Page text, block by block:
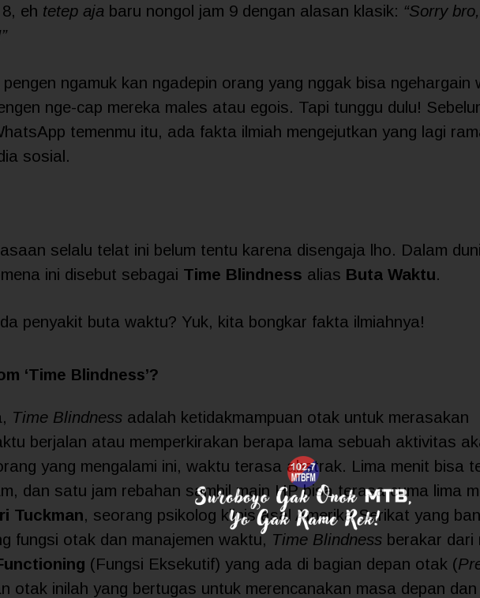
eh tetep aja baru nongol jam 9 dengan alasan klasik: “Sorry
ngamuk kan ngadepin orang yang nggak bisa ngehargain
nge-cap mereka males atau egois. Tapi tunggu dulu!
temenmu itu, ada fakta ilmiah mengejutkan yang lagi
sosial.
selalu telat ini belum tentu karena disengaja lho. Dalam
ini disebut sebagai Time Blindness alias Buta Waktu.
penyakit buta waktu? Yuk, kita bongkar fakta ilmiahnya!
‘Time Blindness’?
Time Blindness adalah ketidakmampuan otak untuk merasakan
berjalan atau memperkirakan berapa lama sebuah aktivitas
yang mengalami ini, waktu terasa abstrak. Lima menit bisa
dan satu jam rebahan sambil main HP bisa terasa cuma lima
Tuckman, seorang psikolog klinis asal Amerika Serikat yang
fungsi otak dan manajemen waktu, Time Blindness berakar dari
(Fungsi Eksekutif) yang ada di bagian depan otak (
otak inilah yang bertugas untuk merencanakan masa depan dan